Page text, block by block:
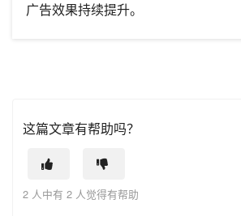
广告效果持续提升。
这篇文章有帮助吗？
2 人中有 2 人觉得有帮助